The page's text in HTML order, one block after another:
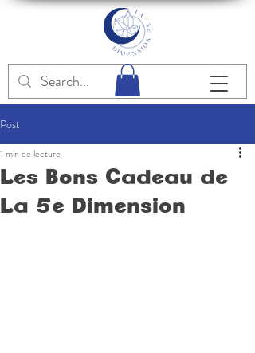
Post
Les Bons Cadeau de
La 5e Dimension
1 min de lecture